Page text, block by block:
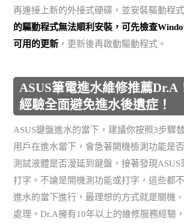
再連接上新的外接式硬碟，並安裝驅動程
的驅動程式無法順利安裝，可先檢查
可用的更新 ，更新後再啟動驅動程式。
ASUS筆電進水維修推薦Dr.A
經驗全面避免進水後遺症！
ASUS鍵盤進水的當下，建議你按照3步驟
用戶在進水當下，會急著開機檢測功能是
測試液體是否漫延到鍵盤，接著發現ASUS
打字。不論是開機測功能或打字，這些都
進水的當下進行，最理想的方式就是關機
處理。Dr.A擁有10年以上的維修服務經驗